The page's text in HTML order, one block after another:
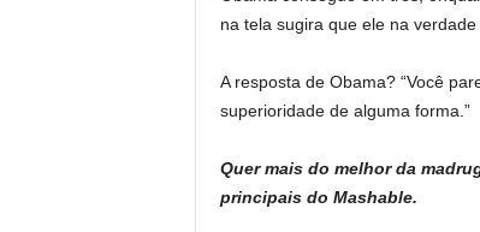
na tela sugira que ele na
A resposta de Obama? “Você
superioridade de alguma forma.”
Quer mais do melhor da
principais do Mashable.